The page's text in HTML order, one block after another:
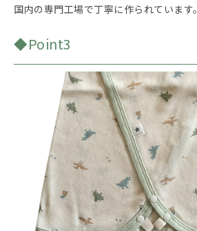
国内の専門工場で丁寧に作られています。
◆Point3